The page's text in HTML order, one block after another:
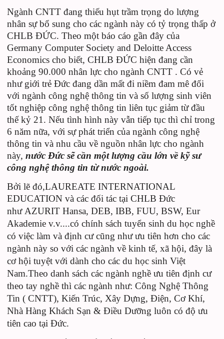
Ngành CNTT đang thiếu hụt trầm trọng do lượng
nhân sự bổ sung cho các ngành này có tỷ trọng thấp ở
CHLB ĐỨC. Theo một báo cáo gần đây của
Germany Computer Society and Deloitte Access
Economics cho biết, CHLB ĐỨC hiện đang cần
khoảng 90.000 nhân lực cho ngành CNTT . Có vẻ
như giới trẻ Đức đang dần mất đi niềm đam mê đối
với ngành công nghệ thông tin và số lượng sinh viên
tốt nghiệp công nghệ thông tin liên tục giảm từ đầu
thế kỷ 21. Nếu tình hình này vẫn tiếp tục thì chỉ trong
6 năm nữa, với sự phát triển của ngành công nghệ
thông tin và nhu cầu về nguồn nhân lực cho ngành
này, nước Đức sẽ cần một lượng cầu lớn về kỹ sư
công nghệ thông tin từ nước ngoài.
Bởi lẽ đó,LAUREATE INTERNATIONAL
EDUCATION và các đối tác tại CHLB Đức
nhưAZURIT Hansa, DEB, IBB, FUU, BSW, Eur
Akademie v.v....có chính sách tuyển sinh du học nghề
có việc làm và định cư cũng như ưu tiên hơn cho các
ngành này so với các ngành về kinh tế, xã hội, đây là
cơ hội tuyệt với dành cho các du học sinh Việt
Nam.Theo danh sách các ngành nghề ưu tiên định cư
theo tay nghề thì các ngành như: Công Nghệ Thông
Tin ( CNTT), Kiến Trúc, Xây Dựng, Điện, Cơ Khí,
Nhà Hàng Khách Sạn & Điều Dưỡng luôn có độ ưu
tiên cao tại Đức.